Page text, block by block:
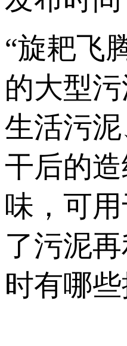
“旋耙飞
的大型
生活污
干后的
味，可
了污泥
时有哪